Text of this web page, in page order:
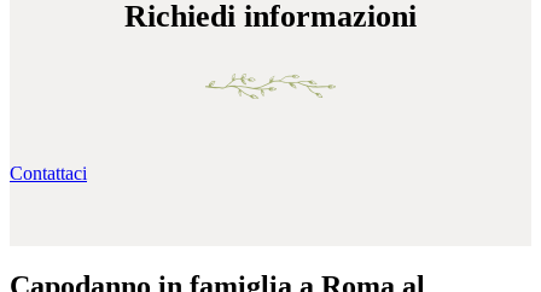
Richiedi informazioni
Contattaci